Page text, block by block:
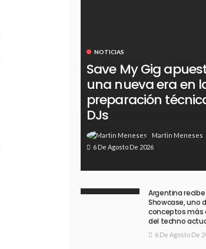
NOTICIAS
Save My Gig
una nueva era en
preparación
DJs
Martin Meneses
6 De Agosto De 2026
Argentina
Showcase, uno
conceptos más
del techno
6 De Agosto De